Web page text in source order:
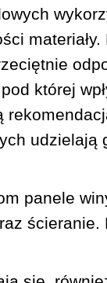
której
udzielają
panele
ścieranie.